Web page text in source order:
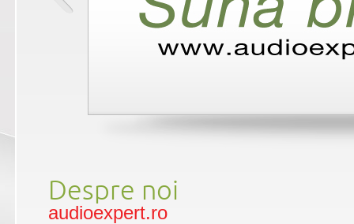
Despre noi
audioexpert.ro